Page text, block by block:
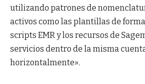
utilizando patrones de
activos como las plantillas de
scripts EMR y los recursos de
servicios dentro de la misma
horizontalmente».